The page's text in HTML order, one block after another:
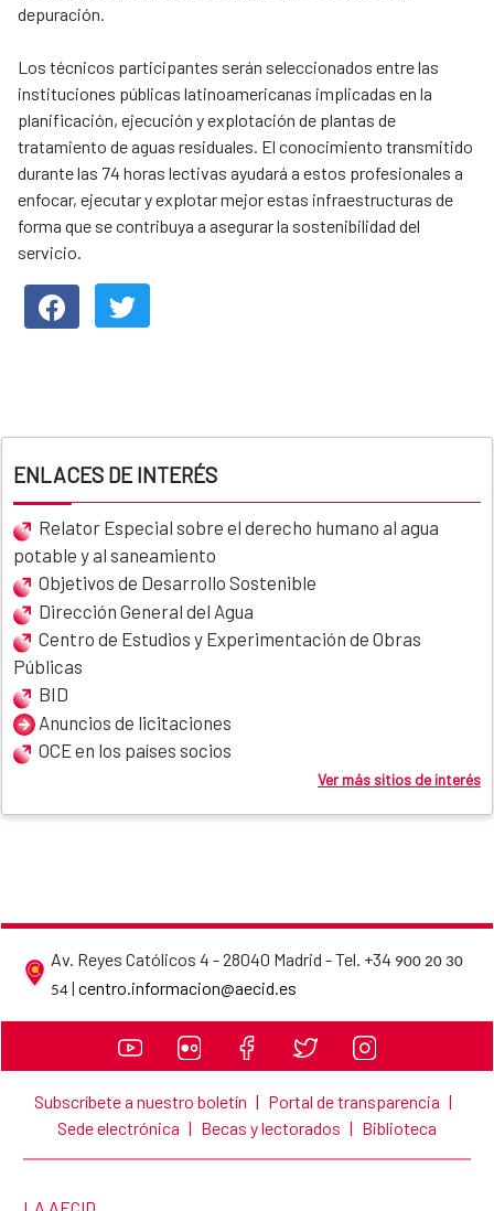
depuración.
Los técnicos participantes serán seleccionados entre las
instituciones públicas latinoamericanas implicadas en la
planificación, ejecución y explotación de plantas de
tratamiento de aguas residuales. El conocimiento transmitido
durante las 74 horas lectivas ayudará a estos profesionales a
enfocar, ejecutar y explotar mejor estas infraestructuras de
forma que se contribuya a asegurar la sostenibilidad del
servicio.
ENLACES DE INTERÉS
Relator Especial sobre el derecho humano al agua
potable y al saneamiento
Objetivos de Desarrollo Sostenible
Dirección General del Agua
Centro de Estudios y Experimentación de Obras
Públicas
BID
Anuncios de licitaciones
OCE en los países socios
Ver más sitios de interés
Av. Reyes Católicos 4 - 28040 Madrid - Tel. +34 900 20 30
54 | centro.informacion@aecid.esAECID contact details
Subscríbete a nuestro boletín | Portal de transparencia |
Sede electrónica | Becas y lectorados | Biblioteca
LINK TO THE WEBSITE: